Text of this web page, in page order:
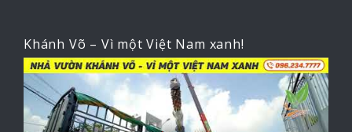
Khánh Võ – Vì một Việt Nam xanh!